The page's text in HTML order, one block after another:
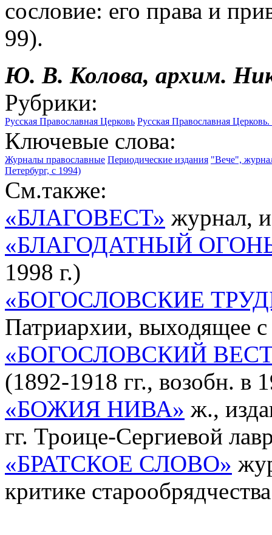
сословие: его права и
99).
Ю. В. Колова, архим.
Рубрики:
Русская Православная Церковь Русская Православная
Ключевые слова:
Журналы православные Периодические издания "Вече",
Петербург, с 1994)
См.также:
«БЛАГОВЕСТ» журнал,
«БЛАГОДАТНЫЙ
1998 г.)
«БОГОСЛОВСКИЕ
Патриархии, выходящее с
«БОГОСЛОВСКИЙ
(1892-1918 гг., возобн. в
«БОЖИЯ НИВА» ж.,
гг. Троице-Сергиевой
«БРАТСКОЕ СЛОВО»
критике старообрядчества